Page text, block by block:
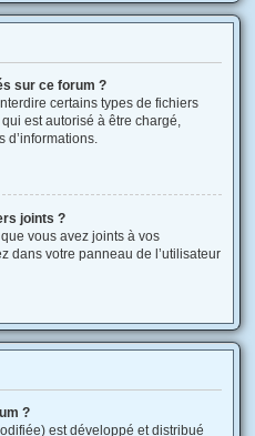
sur ce forum ?
certains types de fichiers
est autorisé à être chargé,
d’informations.
joints ?
vous avez joints à vos
dans votre panneau de l’utilisateur
?
est développé et distribué